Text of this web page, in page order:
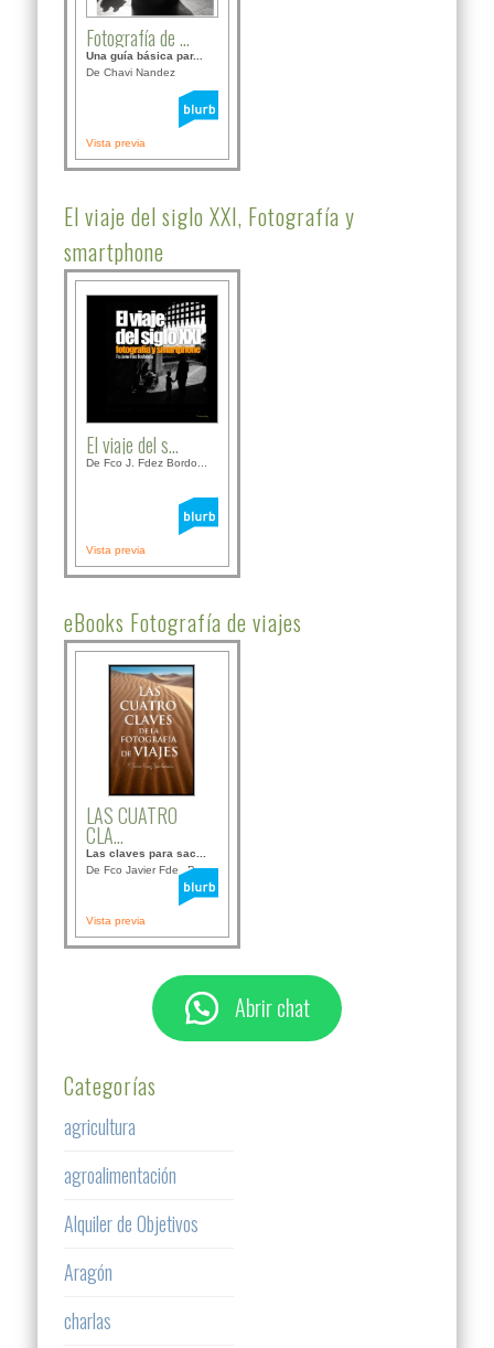
Fotografía de ...
Una guía básica par...
De Chavi Nandez
Vista previa
El viaje del siglo XXI, Fotografía y
smartphone
El viaje del s...
De Fco J. Fdez Bordo...
Vista previa
eBooks Fotografía de viajes
LAS CUATRO
CLA...
Las claves para sac...
De Fco Javier Fdez B...
Vista previa
Abrir chat
Categorías
agricultura
agroalimentación
Alquiler de Objetivos
Aragón
charlas